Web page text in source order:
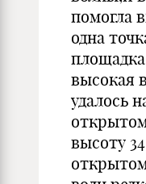
помогла
одна
высокая
удалось
высоту